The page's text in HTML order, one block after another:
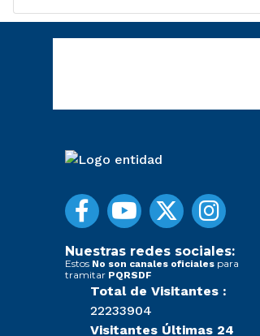
Nuestras redes sociales:
Estos No son canales oficiales para
tramitar PQRSDF
Total de Visitantes :
22233904
Visitantes Últimas 24